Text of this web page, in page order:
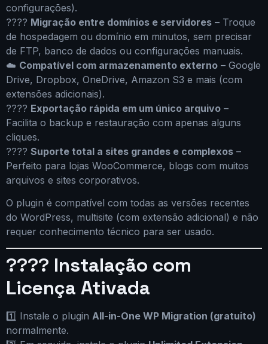
configurações).
???? Migração entre domínios e servidores – Troque
de hospedagem ou domínio em minutos, sem precisar
de FTP, banco de dados ou configurações manuais.
☁️ Compatível com armazenamento externo – Google
Drive, Dropbox, OneDrive, Amazon S3 e mais (com
extensões adicionais).
???? Exportação rápida em um único arquivo –
Facilita o backup e restauração com apenas alguns
cliques.
???? Suporte total a sites grandes e complexos –
Perfeito para lojas WooCommerce, blogs com muitos
arquivos e sites corporativos.
O plugin é compatível com todas as versões recentes
do WordPress, multisite (com extensão adicional) e não
requer conhecimento técnico para ser usado.
???? Instalação com
Licença Ativada
1️⃣ Instale o plugin All-in-One WP Migration (gratuito)
normalmente.